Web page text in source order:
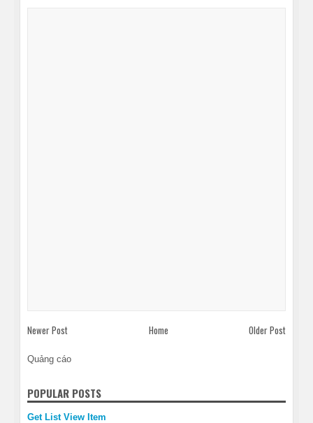
Newer Post Older Post
Home
Quảng cáo
POPULAR POSTS
Get List View Item